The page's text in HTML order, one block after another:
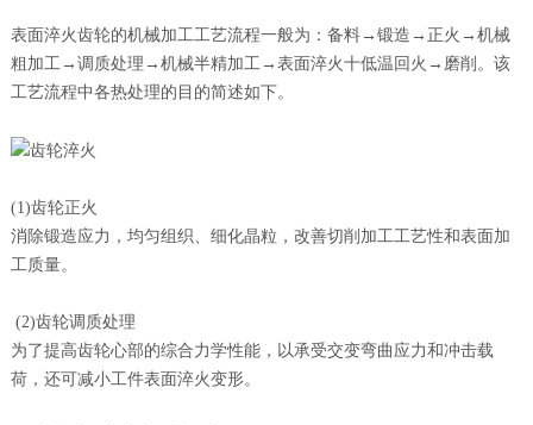
表面淬火齿轮的机械加工工艺流程一般为：备料→锻造→正火→机械
粗加工→调质处理→机械半精加工→表面淬火十低温回火→磨削。该
工艺流程中各热处理的目的简述如下。
(1)齿轮正火
消除锻造应力，均匀组织、细化晶粒，改善切削加工工艺性和表面加
工质量。
(2)齿轮调质处理
为了提高齿轮心部的综合力学性能，以承受交变弯曲应力和冲击载
荷，还可减小工件表面淬火变形。